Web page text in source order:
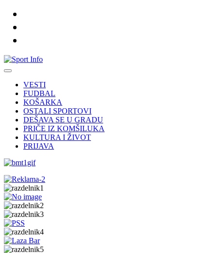
VESTI
FUDBAL
KOŠARKA
OSTALI SPORTOVI
DEŠAVA SE U GRADU
PRIČE IZ KOMŠILUKA
KULTURA I ŽIVOT
PRIJAVA